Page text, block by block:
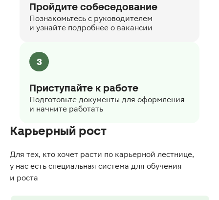
Пройдите собеседование
Познакомьтесь с руководителем
и узнайте подробнее о вакансии
3
Приступайте к работе
Подготовьте документы для оформления
и начните работать
Карьерный рост
Для тех, кто хочет расти по карьерной лестнице,
у нас есть специальная система для обучения
и роста